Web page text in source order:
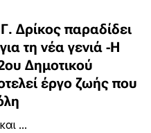
Δρίκος παραδίδει
τη νέα γενιά -Η
Δημοτικού
έργο ζωής που
...